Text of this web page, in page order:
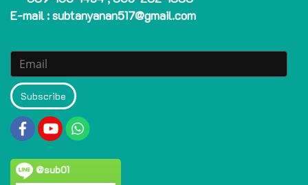
E-mail : subtanyanan517@gmail.com
Subscribe
@sub01